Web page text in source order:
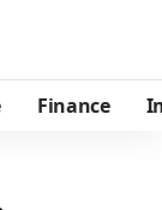
Finance